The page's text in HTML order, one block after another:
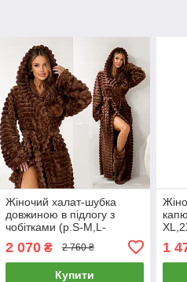
Жіночий халат-шубка
довжиною в підлогу з
чобітками (р.S-M,L-
XL,2XL-3XL) Довжина 140
см Туреччина
2 070₴ 2 760 ₴
Купити
1